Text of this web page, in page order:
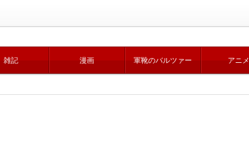
雑記 漫画 軍靴のバルツァー アニメ